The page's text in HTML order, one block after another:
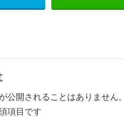
公開されることはありません。
項目です